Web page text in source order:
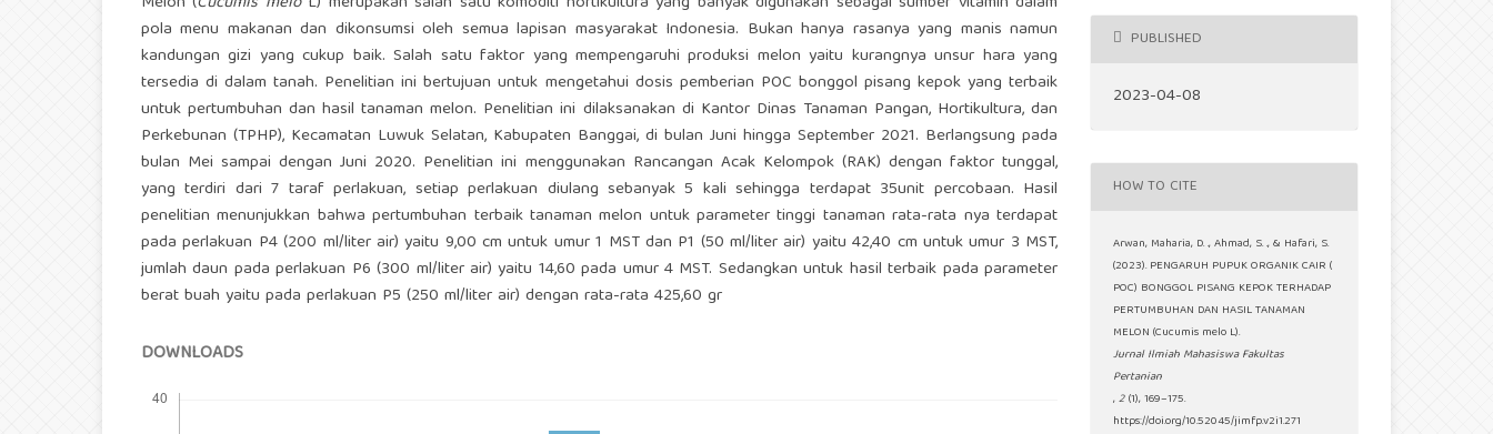
pola menu makanan dan dikonsumsi oleh semua lapisan masyarakat Indonesia. Bukan hanya rasanya yang manis namun
kandungan gizi yang cukup baik. Salah satu faktor yang mempengaruhi produksi melon yaitu kurangnya unsur hara yang
tersedia di dalam tanah. Penelitian ini bertujuan untuk mengetahui dosis pemberian POC bonggol pisang kepok yang terbaik
untuk pertumbuhan dan hasil tanaman melon. Penelitian ini dilaksanakan di Kantor Dinas Tanaman Pangan, Hortikultura, dan
Perkebunan (TPHP), Kecamatan Luwuk Selatan, Kabupaten Banggai, di bulan Juni hingga September 2021. Berlangsung pada
bulan Mei sampai dengan Juni 2020. Penelitian ini menggunakan Rancangan Acak Kelompok (RAK) dengan faktor tunggal,
yang terdiri dari 7 taraf perlakuan, setiap perlakuan diulang sebanyak 5 kali sehingga terdapat 35unit percobaan. Hasil
penelitian menunjukkan bahwa pertumbuhan terbaik tanaman melon untuk parameter tinggi tanaman rata-rata nya terdapat
pada perlakuan P4 (200 ml/liter air) yaitu 9,00 cm untuk umur 1 MST dan P1 (50 ml/liter air) yaitu 42,40 cm untuk umur 3 MST,
jumlah daun pada perlakuan P6 (300 ml/liter air) yaitu 14,60 pada umur 4 MST. Sedangkan untuk hasil terbaik pada parameter
berat buah yaitu pada perlakuan P5 (250 ml/liter air) dengan rata-rata 425,60 gr
DOWNLOADS
PUBLISHED
2023-04-08
HOW TO CITE
Arwan, Maharia, D. ., Ahmad, S. ., & Hafari, S.
(2023). PENGARUH PUPUK ORGANIK CAIR (
POC) BONGGOL PISANG KEPOK TERHADAP
PERTUMBUHAN DAN HASIL TANAMAN
MELON (Cucumis melo L).
Jurnal Ilmiah Mahasiswa Fakultas
Pertanian
,2 (1), 169–175.
https://doi.org/10.52045/jimfp.v2i1.271